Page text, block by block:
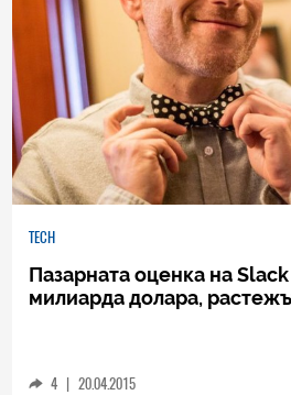
TECH
Пазарната оценка на
милиарда долара,
4 | 20.04.2015